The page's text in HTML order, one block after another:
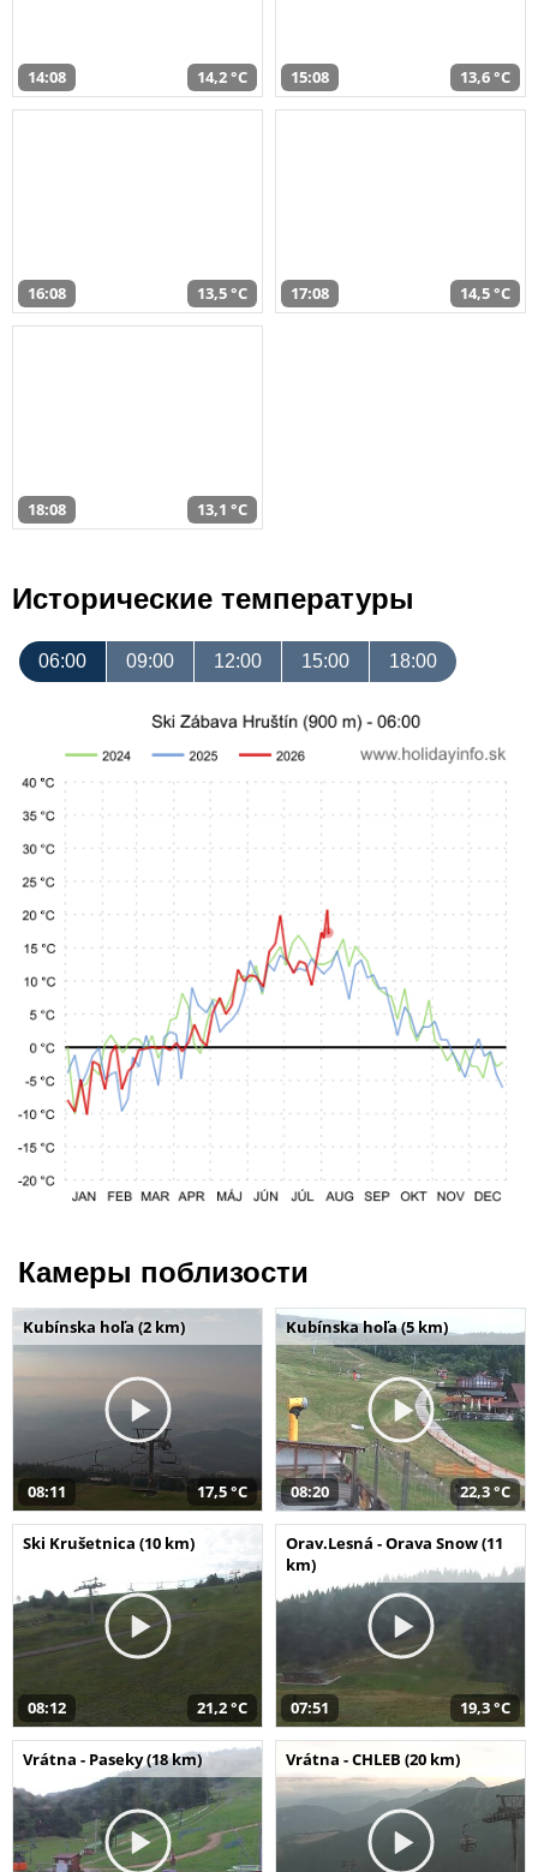
14:08 14,2 °C 15:08 13,6 °C
16:08 13,5 °C 17:08 14,5 °C
18:08 13,1 °C
Исторические температуры
06:00 09:00 12:00 15:00 18:00
Камеры поблизости
Kubínska hoľa (2 km)
08:11 17,5 °C
Kubínska hoľa (5 km)
08:20 22,3 °C
Ski Krušetnica (10 km)
08:12 21,2 °C
Orav.Lesná - Orava Snow (11
km)
07:51 19,3 °C
Vrátna - Paseky (18 km) Vrátna - CHLEB (20 km)